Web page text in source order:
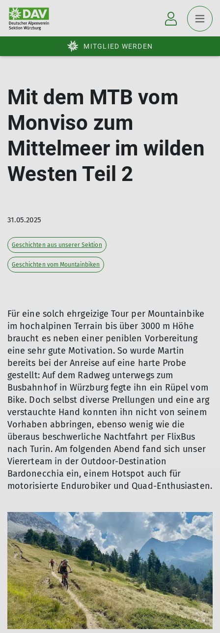
MITGLIED WERDEN
Mit dem MTB vom
Monviso zum
Mittelmeer im wilden
Westen Teil 2
31.05.2025
Geschichten aus unserer Sektion
Geschichten vom Mountainbiken
Für eine solch ehrgeizige Tour per Mountainbike
im hochalpinen Terrain bis über 3000 m Höhe
braucht es neben einer peniblen Vorbereitung
eine sehr gute Motivation. So wurde Martin
bereits bei der Anreise auf eine harte Probe
gestellt: Auf dem Radweg unterwegs zum
Busbahnhof in Würzburg fegte ihn ein Rüpel vom
Bike. Doch selbst diverse Prellungen und eine arg
verstauchte Hand konnten ihn nicht von seinem
Vorhaben abbringen, ebenso wenig wie die
überaus beschwerliche Nachtfahrt per FlixBus
nach Turin. Am folgenden Abend fand sich unser
Viererteam in der Outdoor-Destination
Bardonecchia ein, einem Hotspot auch für
motorisierte Endurobiker und Quad-Enthusiasten.